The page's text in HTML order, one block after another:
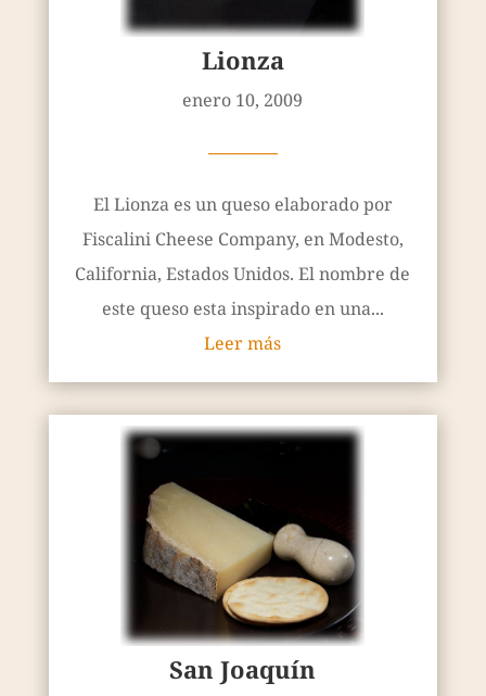
Lionza
enero 10, 2009
————
El Lionza es un queso elaborado por
Fiscalini Cheese Company, en Modesto,
California, Estados Unidos. El nombre de
este queso esta inspirado en una...
Leer más
San Joaquín